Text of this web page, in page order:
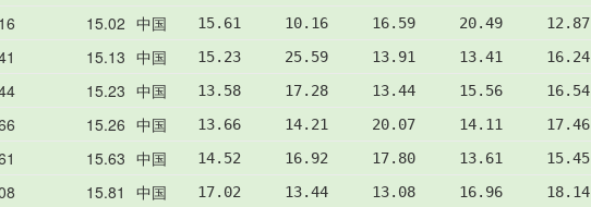
15.02 中国 15.61     10.16     16.59     20.49     12.87
15.13 中国 15.23     25.59     13.91     13.41     16.24
15.23 中国 13.58     17.28     13.44     15.56     16.54
15.26 中国 13.66     14.21     20.07     14.11     17.46
15.63 中国 14.52     16.92     17.80     13.61     15.45
15.81 中国 17.02     13.44     13.08     16.96     18.14